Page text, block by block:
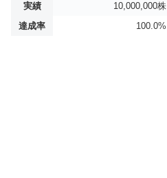
実績
10,000,000株
達成率
100.0%